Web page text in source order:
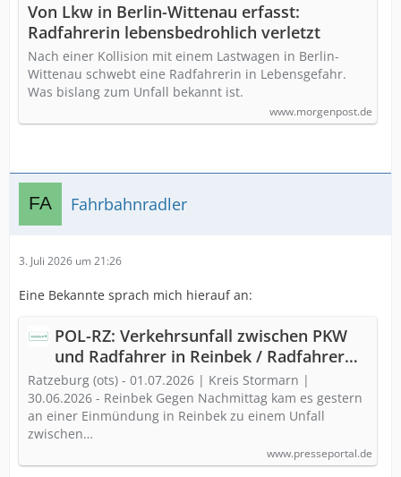
Von Lkw in Berlin-Wittenau erfasst:
Radfahrerin lebensbedrohlich verletzt
Nach einer Kollision mit einem Lastwagen in Berlin-
Wittenau schwebt eine Radfahrerin in Lebensgefahr.
Was bislang zum Unfall bekannt ist.
www.morgenpost.de
Fahrbahnradler
3. Juli 2026 um 21:26
Eine Bekannte sprach mich hierauf an:
POL-RZ: Verkehrsunfall zwischen PKW
und Radfahrer in Reinbek / Radfahrer
schwerverletzt
Ratzeburg (ots) - 01.07.2026 | Kreis Stormarn |
30.06.2026 - Reinbek Gegen Nachmittag kam es gestern
an einer Einmündung in Reinbek zu einem Unfall
zwischen…
www.presseportal.de